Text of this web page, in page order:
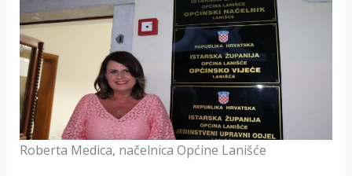
Roberta Medica, načelnica Općine Lanišće